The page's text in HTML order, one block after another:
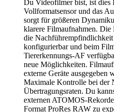
Du Videofilmer bist, ist
Vollformatsensor und das
sorgt für größeren
klarere Filmaufnahmen.
die
konfigurierbar und beim
Tiererkennungs-AF
neue Möglichkeiten.
externe Geräte
Maximale Kontrolle bei der
Übertragungsraten. Du
externen ATOMOS-
Format ProRes RAW zu